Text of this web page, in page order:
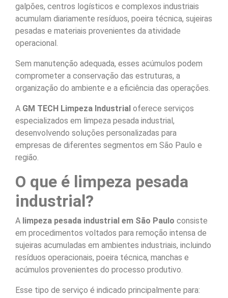
galpões, centros logísticos e complexos industriais
acumulam diariamente resíduos, poeira técnica, sujeiras
pesadas e materiais provenientes da atividade
operacional.
Sem manutenção adequada, esses acúmulos podem
comprometer a conservação das estruturas, a
organização do ambiente e a eficiência das operações.
A GM TECH Limpeza Industrial oferece serviços
especializados em limpeza pesada industrial,
desenvolvendo soluções personalizadas para
empresas de diferentes segmentos em São Paulo e
região.
O que é limpeza pesada
industrial?
A limpeza pesada industrial em São Paulo consiste
em procedimentos voltados para remoção intensa de
sujeiras acumuladas em ambientes industriais, incluindo
resíduos operacionais, poeira técnica, manchas e
acúmulos provenientes do processo produtivo.
Esse tipo de serviço é indicado principalmente para: